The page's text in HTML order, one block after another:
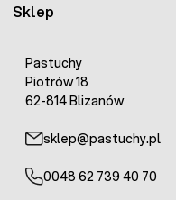
Sklep
Pastuchy
Piotrów 18
62-814 Blizanów
sklep@pastuchy.pl
0048 62 739 40 70